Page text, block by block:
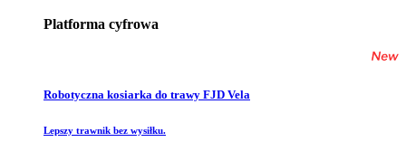
Platforma cyfrowa
Robotyczna kosiarka do trawy FJD Vela
Lepszy trawnik bez wysiłku.